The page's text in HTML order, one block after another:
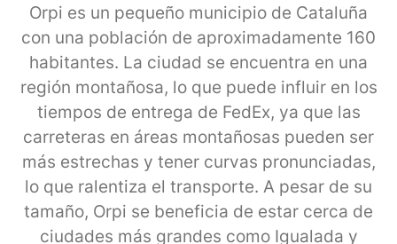
Orpi es un pequeño municipio de Cataluña
con una población de aproximadamente 160
habitantes. La ciudad se encuentra en una
región montañosa, lo que puede influir en los
tiempos de entrega de FedEx, ya que las
carreteras en áreas montañosas pueden ser
más estrechas y tener curvas pronunciadas,
lo que ralentiza el transporte. A pesar de su
tamaño, Orpi se beneficia de estar cerca de
ciudades más grandes como Igualada y